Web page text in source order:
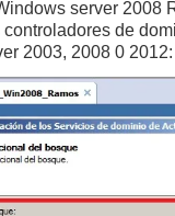
server 2008
controladores de
2003, 2008 0 2012: